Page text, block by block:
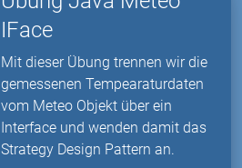
IFace
Mit dieser Übung trennen wir die
gemessenen Tempearaturdaten
vom Meteo Objekt über ein
Interface und wenden damit das
Strategy Design Pattern an.